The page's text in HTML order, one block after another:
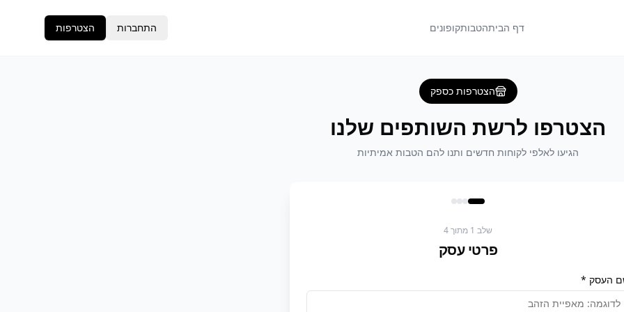
דף הביתהטבותקופונים התחברות הצטרפות
הצטרפות כספק
הצטרפו לרשת השותפים שלנו
הגיעו לאלפי לקוחות חדשים ותנו להם הטבות אמיתיות
שלב 1 מתוך4
פרטי עסק
העסק *